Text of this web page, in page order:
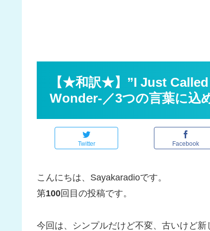
【★和訳★】”I Just
Wonder-／3つの言葉に込
Twitter Facebook
こんにちは、Sayakaradioです。
第100回目の投稿です。
今回は、シンプルだけど不変、古いけど新